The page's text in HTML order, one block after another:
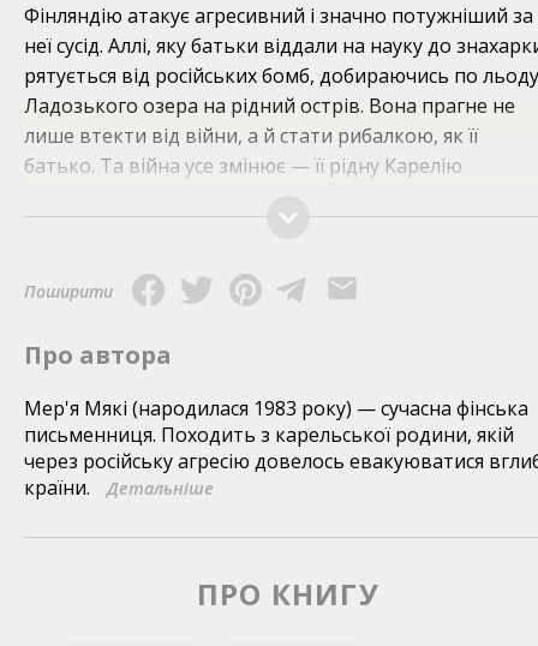
Фінляндію атакує агресивний і значно потужніший за
неї сусід. Аллі, яку батьки віддали на науку до
рятується від російських бомб, добираючись по льоду
Ладозького озера на рідний острів. Вона прагне не
лише втекти від війни, а й стати рибалкою, як її
батько. Та війна усе змінює — її рідну Карелію
мусить евакуюватися на захід країни. На неї чекають
військовому шпиталі. Чи зможе донька рибалки,
звикла до просторих і відкритих усім вітрам вод,
прижитися на новому місці? І завдяки чому збереже
почуття дому — завдяки знайомим пейзажам чи
любові до близької людини?
Книгу перекладено та видано у співфінансуванні з
Європейським Союзом
Поширити
Про автора
Мер'я Мякі (народилася 1983 року) — сучасна фінська
письменниця. Походить з карельської родини, якій
через російську агресію довелось евакуюватися
країни.
Детальніше
ПРО КНИГУ